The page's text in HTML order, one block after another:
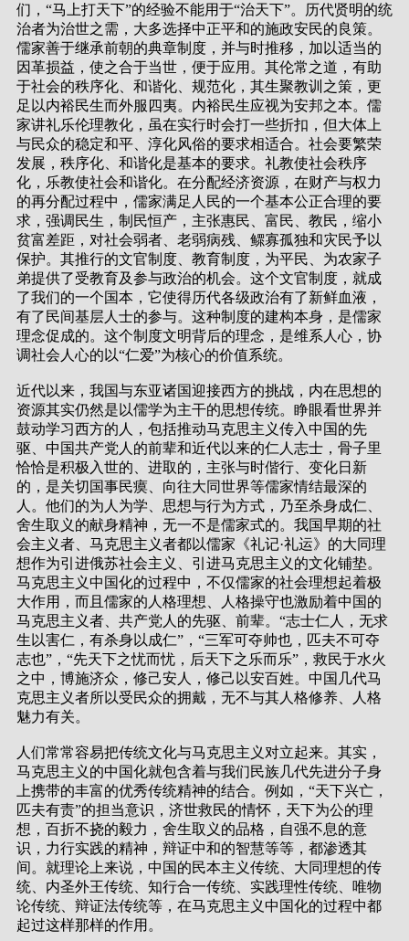
们，“马上打天下”的经验不能用于“治天下”。历代贤明的统
治者为治世之需，大多选择中正平和的施政安民的良策。
儒家善于继承前朝的典章制度，并与时推移，加以适当的
因革损益，使之合于当世，便于应用。其伦常之道，有助
于社会的秩序化、和谐化、规范化，其生聚教训之策，更
足以内裕民生而外服四夷。内裕民生应视为安邦之本。儒
家讲礼乐伦理教化，虽在实行时会打一些折扣，但大体上
与民众的稳定和平、淳化风俗的要求相适合。社会要繁荣
发展，秩序化、和谐化是基本的要求。礼教使社会秩序
化，乐教使社会和谐化。在分配经济资源，在财产与权力
的再分配过程中，儒家满足人民的一个基本公正合理的要
求，强调民生，制民恒产，主张惠民、富民、教民，缩小
贫富差距，对社会弱者、老弱病残、鳏寡孤独和灾民予以
保护。其推行的文官制度、教育制度，为平民、为农家子
弟提供了受教育及参与政治的机会。这个文官制度，就成
了我们的一个国本，它使得历代各级政治有了新鲜血液，
有了民间基层人士的参与。这种制度的建构本身，是儒家
理念促成的。这个制度文明背后的理念，是维系人心，协
调社会人心的以“仁爱”为核心的价值系统。
近代以来，我国与东亚诸国迎接西方的挑战，内在思想的
资源其实仍然是以儒学为主干的思想传统。睁眼看世界并
鼓动学习西方的人，包括推动马克思主义传入中国的先
驱、中国共产党人的前辈和近代以来的仁人志士，骨子里
恰恰是积极入世的、进取的，主张与时偕行、变化日新
的，是关切国事民瘼、向往大同世界等儒家情结最深的
人。他们的为人为学、思想与行为方式，乃至杀身成仁、
舍生取义的献身精神，无一不是儒家式的。我国早期的社
会主义者、马克思主义者都以儒家《礼记·礼运》的大同理
想作为引进俄苏社会主义、引进马克思主义的文化铺垫。
马克思主义中国化的过程中，不仅儒家的社会理想起着极
大作用，而且儒家的人格理想、人格操守也激励着中国的
马克思主义者、共产党人的先驱、前辈。“志士仁人，无求
生以害仁，有杀身以成仁”，“三军可夺帅也，匹夫不可夺
志也”，“先天下之忧而忧，后天下之乐而乐”，救民于水火
之中，博施济众，修己安人，修己以安百姓。中国几代马
克思主义者所以受民众的拥戴，无不与其人格修养、人格
魅力有关。
人们常常容易把传统文化与马克思主义对立起来。其实，
马克思主义的中国化就包含着与我们民族几代先进分子身
上携带的丰富的优秀传统精神的结合。例如，“天下兴亡，
匹夫有责”的担当意识，济世救民的情怀，天下为公的理
想，百折不挠的毅力，舍生取义的品格，自强不息的意
识，力行实践的精神，辩证中和的智慧等等，都渗透其
间。就理论上来说，中国的民本主义传统、大同理想的传
统、内圣外王传统、知行合一传统、实践理性传统、唯物
论传统、辩证法传统等，在马克思主义中国化的过程中都
起过这样那样的作用。